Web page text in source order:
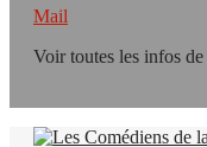
Mail
Voir toutes les infos de